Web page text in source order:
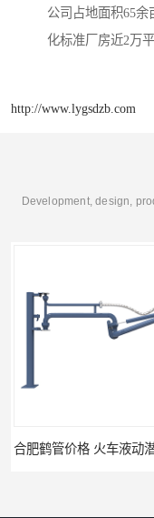
公司占地面积65余
化标准厂房近2万
http://www.lygsdzb.com
Development, design,